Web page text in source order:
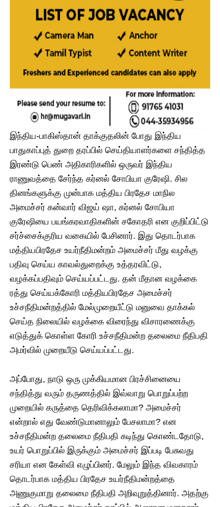
இந்திய-பாகிஸ்தான் தாக்குதலின் போது இந்திய
பாதுகாப்புத் துறை தரப்பில் செய்தியாளர்களை சந்தித்த
இரண்டு பெண் அதிகாரிகளில் ஒருவர் இந்திய
ராணுவத்தை சேர்ந்த கர்னல் சோபியா குரேஷி. சில
தினங்களுக்கு முன்பாக மத்திய பிரதேச மாநில
அமைச்சர் கன்வார் விஜய் ஷா, கர்னல் சோபியா
குரேஷியை பயங்கரவாதிகளின் சகோதரி என குறிப்பிட்டு
சர்ச்சைக்குரிய வகையில் பேசினார். இது தொடர்பாக
மத்தியபிரதேச உயர்நீதிமன்றம் அமைச்சர் மீது வழக்கு
பதிவு செய்ய காவல்துறைக்கு உத்தரவிட்டு,
வழக்கப்பதிவும் செய்யப்பட்டது. தன் மீதான வழக்கை
ரத்து செய்யக்கோரி மத்தியபிரதேச அமைச்சர்
உச்சநீதிமன்றத்தில் மேல்முறையீட்டு மனுவை தாக்கல்
செய்த நிலையில் வழக்கை விரைந்து விசாரணைக்கு
எடுத்துக் கொள்ள கோரி உச்சநீதிமன்ற தலைமை நீதிபதி
அமர்வில் முறையீடு செய்யப்பட்டது.
அப்போது, நாடு ஒரு முக்கியமான பிரச்சினையை
சந்தித்து வரும் தருணத்தில் இவ்வாறு பொறுப்பற்ற
முறையில் கருத்தை தெரிவிக்கலாமா? அமைச்சர்
என்றால் எது வேண்டுமானாலும் பேசலாமா? என
உச்சநீதிமன்ற தலைமை நீதிபதி கடிந்து கொண்டதோடு,
உயர் பொறுப்பில் இருக்கும் அமைச்சர் இப்படி பேசுவது
சரியா என கேள்வி எழுப்பினர். மேலும் இந்த விவகாரம்
தொடர்பாக மத்திய பிரதேச உயர்நீதிமன்றத்தை
அணுகுமாறு தலைமை நீதிபதி அறிவுறுத்தினார். அதற்கு